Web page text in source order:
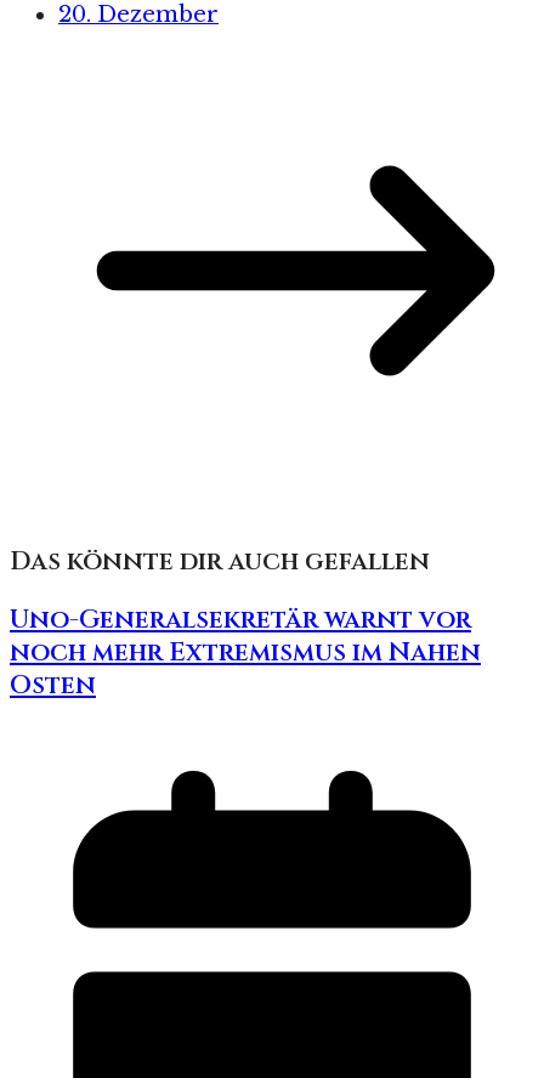
20. Dezember
Das könnte dir auch gefallen
Uno-Generalsekretär warnt vor
noch mehr Extremismus im Nahen
Osten